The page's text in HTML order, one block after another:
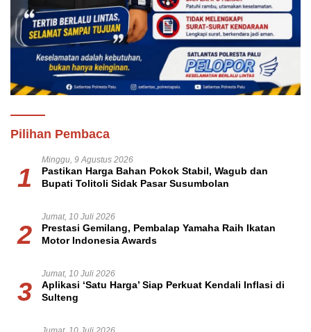
Pilihan Pembaca
1
Minggu, 9 Agustus 2026
Pastikan Harga Bahan Pokok Stabil, Wagub dan
Bupati Tolitoli Sidak Pasar Susumbolan
2
Jumat, 10 Juli 2026
Prestasi Gemilang, Pembalap Yamaha Raih Ikatan
Motor Indonesia Awards
3
Jumat, 10 Juli 2026
Aplikasi ‘Satu Harga’ Siap Perkuat Kendali Inflasi di
Sulteng